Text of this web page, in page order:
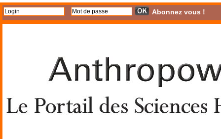
Abonnez vous !